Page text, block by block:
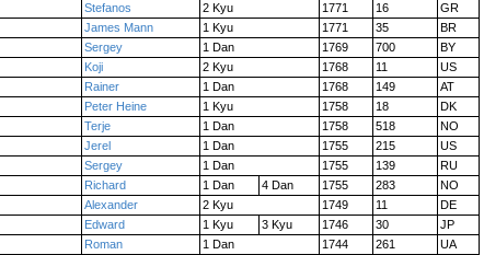
Stefanos 2 Kyu 1771 16
GR
James Mann 1 Kyu 1771 35
BR
Sergey 1 Dan 1769 700
BY
Koji 2 Kyu 1768 11
US
Rainer 1 Dan 1768 149
AT
Peter Heine 1 Kyu 1758 18
DK
Terje 1 Dan 1758 518
NO
Jerel 1 Dan 1755 215
US
Sergey 1 Dan 1755 139
RU
Richard 1 Dan 4 Dan 1755 283
NO
Alexander 2 Kyu 1749 11
DE
Edward 1 Kyu 3 Kyu 1746 30
JP
Roman 1 Dan 1744 261
UA